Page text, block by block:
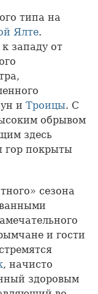
типа на
Ялте.
западу от
и Троицы. С
обрывом
здесь
гор покрыты
сезона
и гости
, начисто
здоровым